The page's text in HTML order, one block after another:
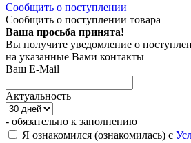
Сообщить о поступлении
Сообщить о поступлении товара
Ваша просьба принята!
Вы получите уведомление о
на указанные Вами контакты
Ваш E-Mail
Актуальность
- обязательно к заполнению
Я ознакомился (ознакомилась) с